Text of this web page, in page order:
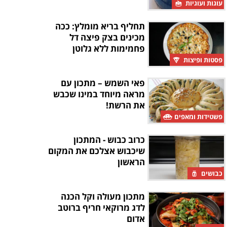
עוגות ועוגיות
פסטות ופיצות
תחליף בריא מומלץ: ככה
מכינים בצק פיצה דל
פחמימות ללא גלוטן
פשטידות ומאפים
פאי השמש – מתכון עם
מראה מיוחד במינו שכבש
את הרשת!
כבושים
כרוב כבוש - המתכון
שיכבוש אצלכם את המקום
הראשון
מתכון מעולה וקל הכנה
לדג מרוקאי חריף ברוטב
אדום